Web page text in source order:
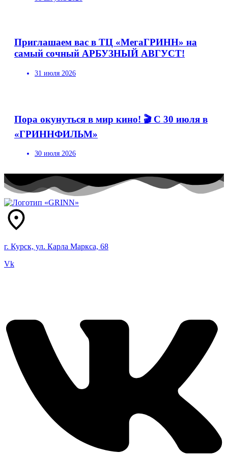
Приглашаем вас в ТЦ «МегаГРИНН» на
самый сочный АРБУЗНЫЙ АВГУСТ!
31 июля 2026
Пора окунуться в мир кино! 🎬 С 30 июля в
«ГРИННФИЛЬМ»
30 июля 2026
г. Курск, ул. Карла Маркса, 68
Vk